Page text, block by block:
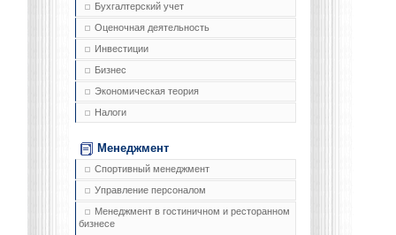
Бухгалтерский учет
Оценочная деятельность
Инвестиции
Бизнес
Экономическая теория
Налоги
Менеджмент
Спортивный менеджмент
Управление персоналом
Менеджмент в гостиничном и ресторанном
бизнесе